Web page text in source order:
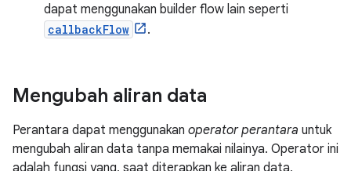
dapat menggunakan builder flow lain seperti
callbackFlow .
Mengubah aliran data
Perantara dapat menggunakan operator perantara untuk
mengubah aliran data tanpa memakai nilainya. Operator ini
adalah fungsi yang, saat diterapkan ke aliran data,